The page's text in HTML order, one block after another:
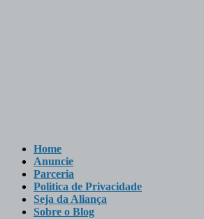
Home
Anuncie
Parceria
Politica de Privacidade
Seja da Aliança
Sobre o Blog